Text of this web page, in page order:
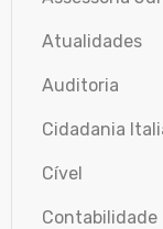
Atualidades
Auditoria
Cidadania
Cível
Contabilidade